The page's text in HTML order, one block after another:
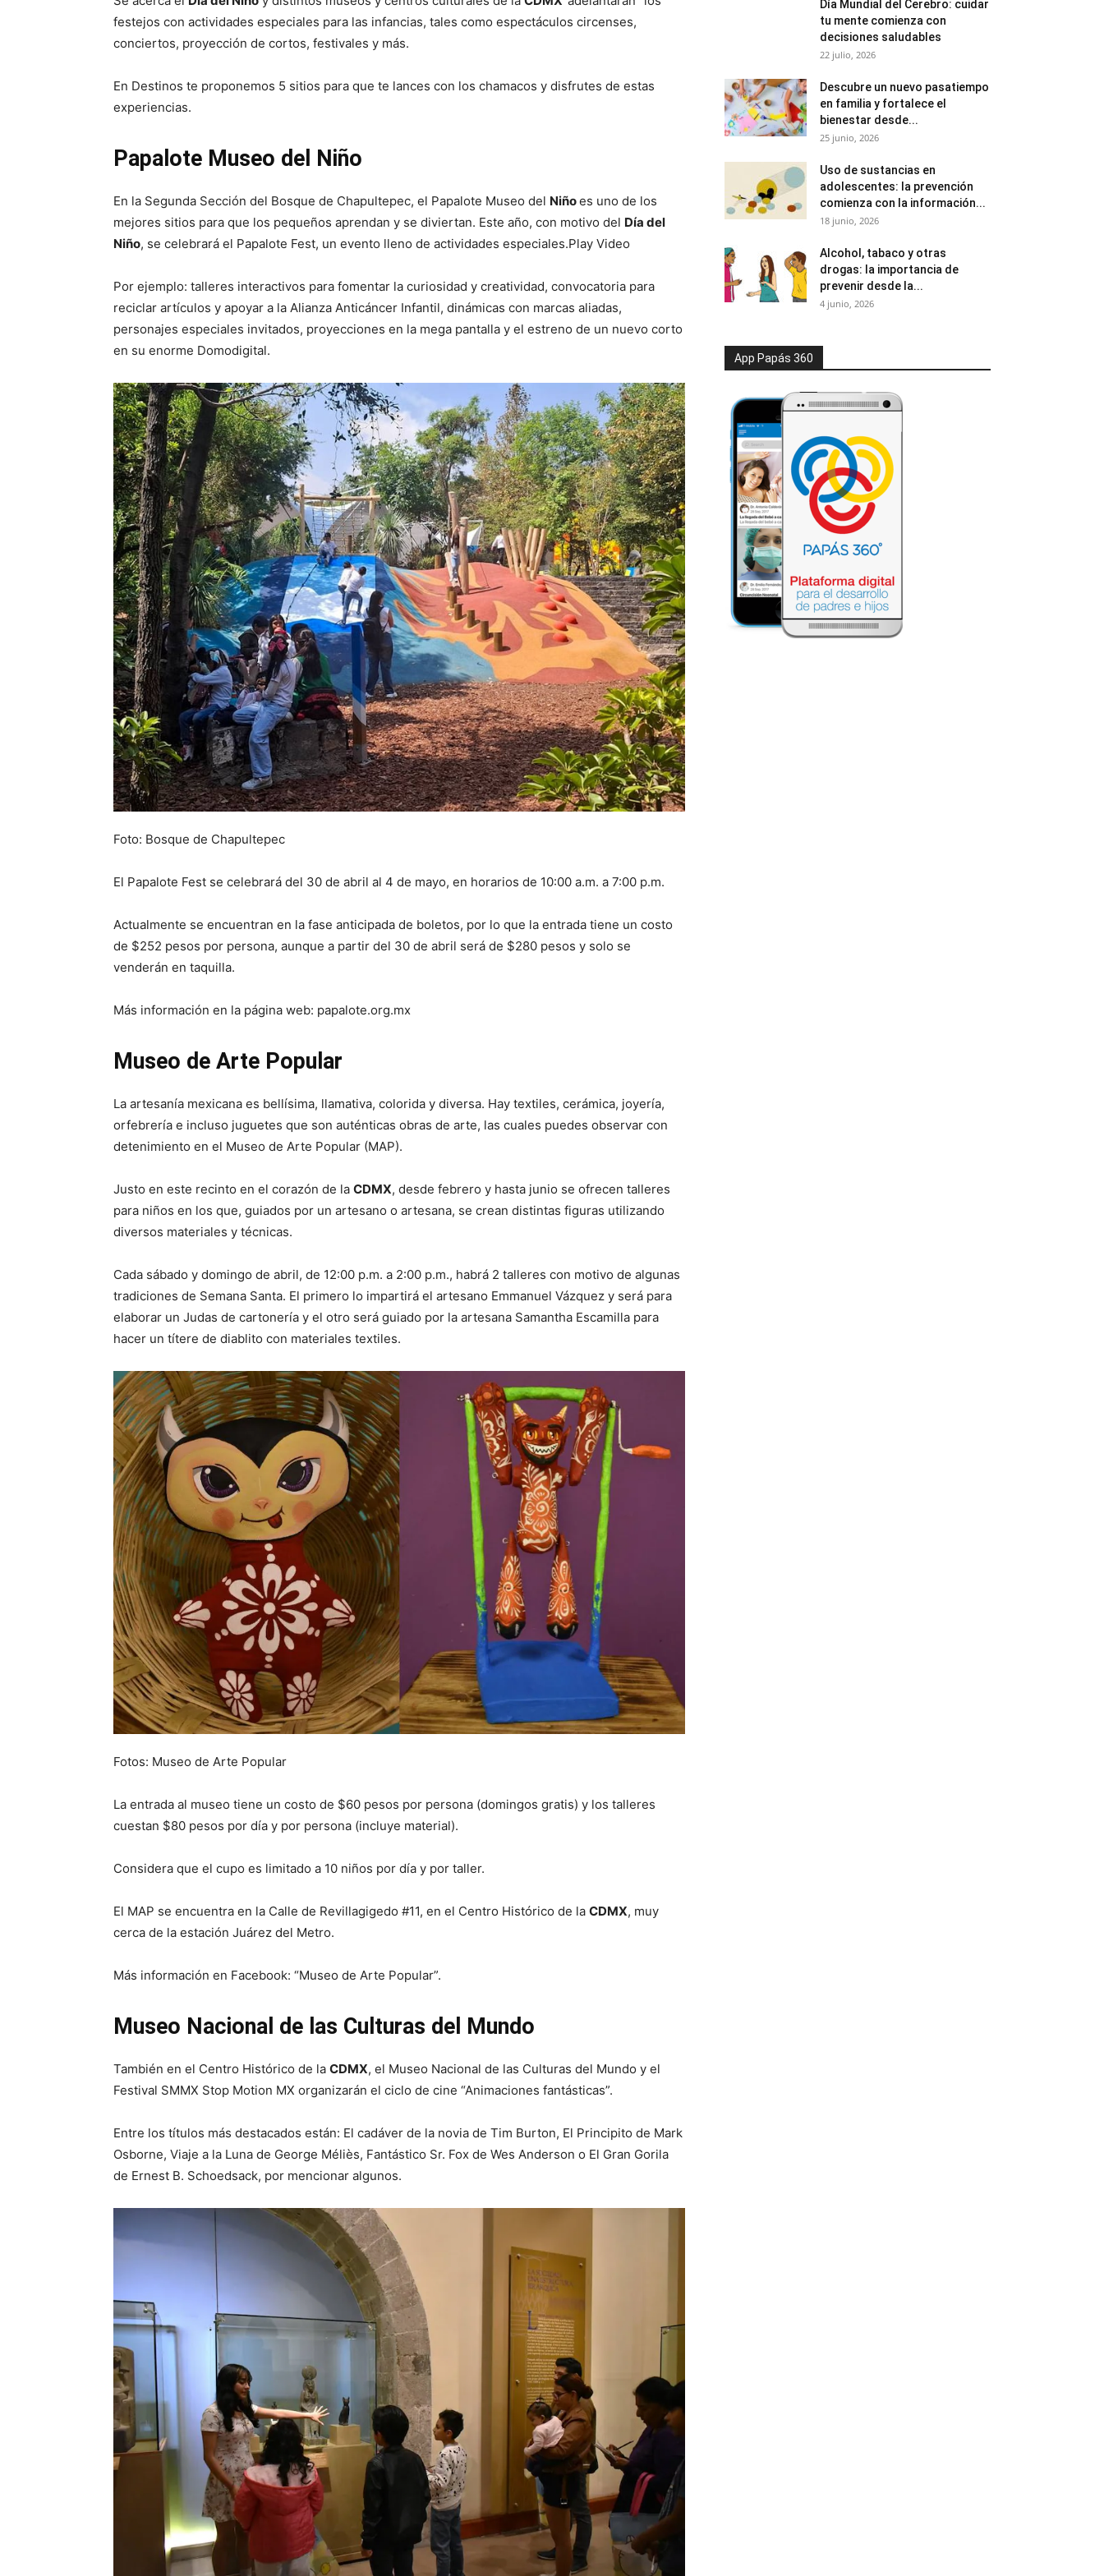
festejos con actividades especiales para las infancias, tales como espectáculos circenses,
conciertos, proyección de cortos, festivales y más.
En Destinos te proponemos 5 sitios para que te lances con los chamacos y disfrutes de estas
experiencias.
Papalote Museo del Niño
En la Segunda Sección del Bosque de Chapultepec, el Papalote Museo del Niñoes uno de los
mejores sitios para que los pequeños aprendan y se diviertan. Este año, con motivo del Día del
Niño, se celebrará el Papalote Fest, un evento lleno de actividades especiales.Play Video
Por ejemplo: talleres interactivos para fomentar la curiosidad y creatividad, convocatoria para
reciclar artículos y apoyar a la Alianza Anticáncer Infantil, dinámicas con marcas aliadas,
personajes especiales invitados, proyecciones en la mega pantalla y el estreno de un nuevo corto
en su enorme Domodigital.
Foto: Bosque de Chapultepec
El Papalote Fest se celebrará del 30 de abril al 4 de mayo, en horarios de 10:00 a.m. a 7:00 p.m.
Actualmente se encuentran en la fase anticipada de boletos, por lo que la entrada tiene un costo
de $252 pesos por persona, aunque a partir del 30 de abril será de $280 pesos y solo se
venderán en taquilla.
Más información en la página web: papalote.org.mx
Museo de Arte Popular
La artesanía mexicana es bellísima, llamativa, colorida y diversa. Hay textiles, cerámica, joyería,
orfebrería e incluso juguetes que son auténticas obras de arte, las cuales puedes observar con
detenimiento en el Museo de Arte Popular (MAP).
Justo en este recinto en el corazón de la CDMX, desde febrero y hasta junio se ofrecen talleres
para niños en los que, guiados por un artesano o artesana, se crean distintas figuras utilizando
diversos materiales y técnicas.
Cada sábado y domingo de abril, de 12:00 p.m. a 2:00 p.m., habrá 2 talleres con motivo de algunas
tradiciones de Semana Santa. El primero lo impartirá el artesano Emmanuel Vázquez y será para
elaborar un Judas de cartonería y el otro será guiado por la artesana Samantha Escamilla para
hacer un títere de diablito con materiales textiles.
Fotos: Museo de Arte Popular
La entrada al museo tiene un costo de $60 pesos por persona (domingos gratis) y los talleres
cuestan $80 pesos por día y por persona (incluye material).
Considera que el cupo es limitado a 10 niños por día y por taller.
El MAP se encuentra en la Calle de Revillagigedo #11, en el Centro Histórico de la CDMX, muy
cerca de la estación Juárez del Metro.
Más información en Facebook: “Museo de Arte Popular”.
Museo Nacional de las Culturas del Mundo
También en el Centro Histórico de la CDMX, el Museo Nacional de las Culturas del Mundo y el
Festival SMMX Stop Motion MX organizarán el ciclo de cine “Animaciones fantásticas”.
Entre los títulos más destacados están: El cadáver de la novia de Tim Burton, El Principito de Mark
Osborne, Viaje a la Luna de George Méliès, Fantástico Sr. Fox de Wes Anderson o El Gran Gorila
de Ernest B. Schoedsack, por mencionar algunos.
Día Mundial del Cerebro: cuidar
tu mente comienza con
decisiones saludables
22 julio, 2026
Descubre un nuevo pasatiempo
en familia y fortalece el
bienestar desde...
25 junio, 2026
Uso de sustancias en
adolescentes: la prevención
comienza con la información...
18 junio, 2026
Alcohol, tabaco y otras
drogas: la importancia de
prevenir desde la...
4 junio, 2026
App Papás 360